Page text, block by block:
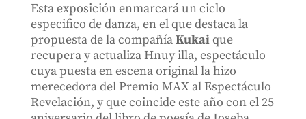
Esta exposición enmarcará un ciclo
especifico de danza, en el que destaca la
propuesta de la compañíaKukaique
recupera y actualiza Hnuy illa, espectáculo
cuya puesta en escena original la hizo
merecedora del Premio MAX al Espectáculo
Revelación, y que coincide este año con el 25